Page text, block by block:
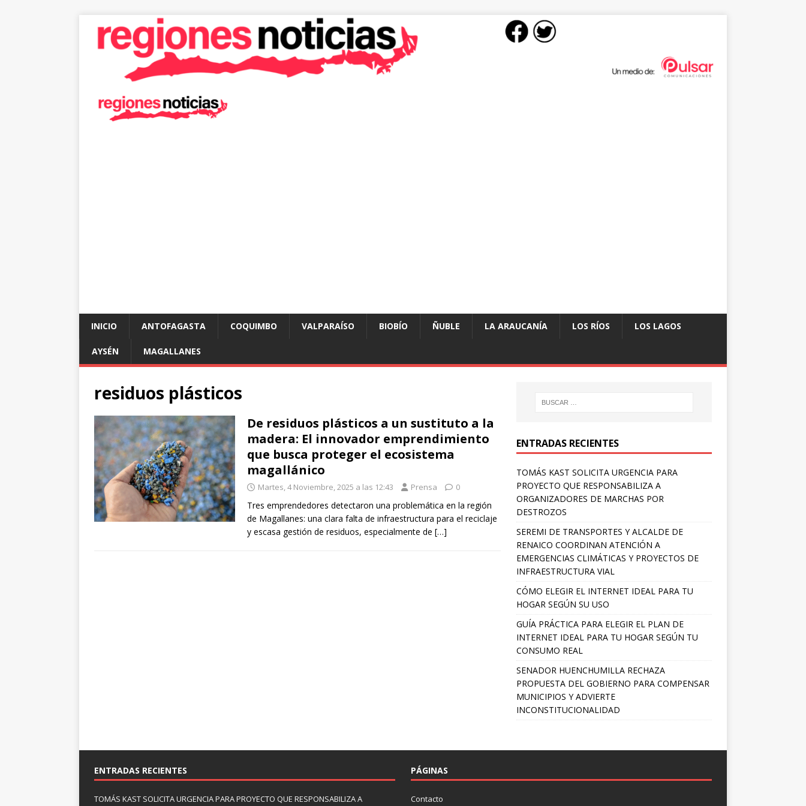
INICIO ANTOFAGASTA COQUIMBO VALPARAÍSO BIOBÍO ÑUBLE LA ARAUCANÍA LOS RÍOS LOS LAGOS
AYSÉN MAGALLANES
residuos plásticos
De residuos plásticos a un sustituto a la
madera: El innovador emprendimiento
que busca proteger el ecosistema
magallánico
Martes, 4 Noviembre, 2025 a las 12:43 Prensa 0
Tres emprendedores detectaron una problemática en la región
de Magallanes: una clara falta de infraestructura para el reciclaje
y escasa gestión de residuos, especialmente de […]
ENTRADAS RECIENTES
TOMÁS KAST SOLICITA URGENCIA PARA
PROYECTO QUE RESPONSABILIZA A
ORGANIZADORES DE MARCHAS POR
DESTROZOS
SEREMI DE TRANSPORTES Y ALCALDE DE
RENAICO COORDINAN ATENCIÓN A
EMERGENCIAS CLIMÁTICAS Y PROYECTOS DE
INFRAESTRUCTURA VIAL
CÓMO ELEGIR EL INTERNET IDEAL PARA TU
HOGAR SEGÚN SU USO
GUÍA PRÁCTICA PARA ELEGIR EL PLAN DE
INTERNET IDEAL PARA TU HOGAR SEGÚN TU
CONSUMO REAL
SENADOR HUENCHUMILLA RECHAZA
PROPUESTA DEL GOBIERNO PARA COMPENSAR
MUNICIPIOS Y ADVIERTE
INCONSTITUCIONALIDAD
ENTRADAS RECIENTES
TOMÁS KAST SOLICITA URGENCIA PARA PROYECTO QUE RESPONSABILIZA A
PÁGINAS
Contacto